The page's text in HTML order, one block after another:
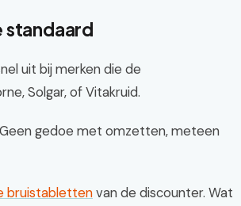
standaard
uit bij merken die de
Solgar, of Vitakruid.
gedoe met omzetten, meteen
bruistablettenvan de discounter. Wat